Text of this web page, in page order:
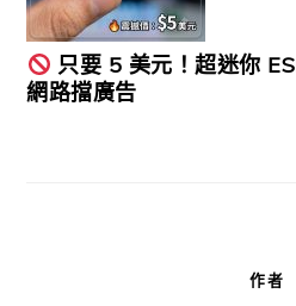
只要 5 美元！超迷你
網路擋廣告
作者